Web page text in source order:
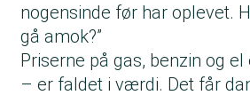
nogensinde før har oplevet.
gå amok?”
Priserne på gas, benzin og
– er faldet i værdi. Det får